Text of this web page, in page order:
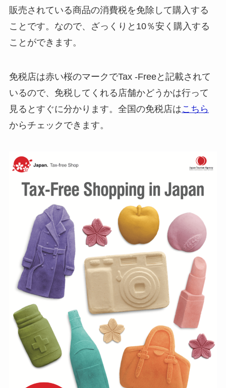
販売されている商品の消費税を免除して購入する
ことです。なので、ざっくりと10％安く購入する
ことができます。
免税店は赤い桜のマークでTax -Freeと記載されて
いるので、免税してくれる店舗かどうかは行って
見るとすぐに分かります。全国の免税店はこちら
からチェックできます。